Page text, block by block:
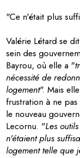
"Ce n'était plus
Valérie Létard se
sein des
Bayrou, où elle a "
nécessité de
logement". Mais
frustration à ne
le nouveau
Lecornu. "Les
n'étaient plus
logement telle que